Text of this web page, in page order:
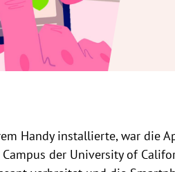
Handy installierte, war die
der University of